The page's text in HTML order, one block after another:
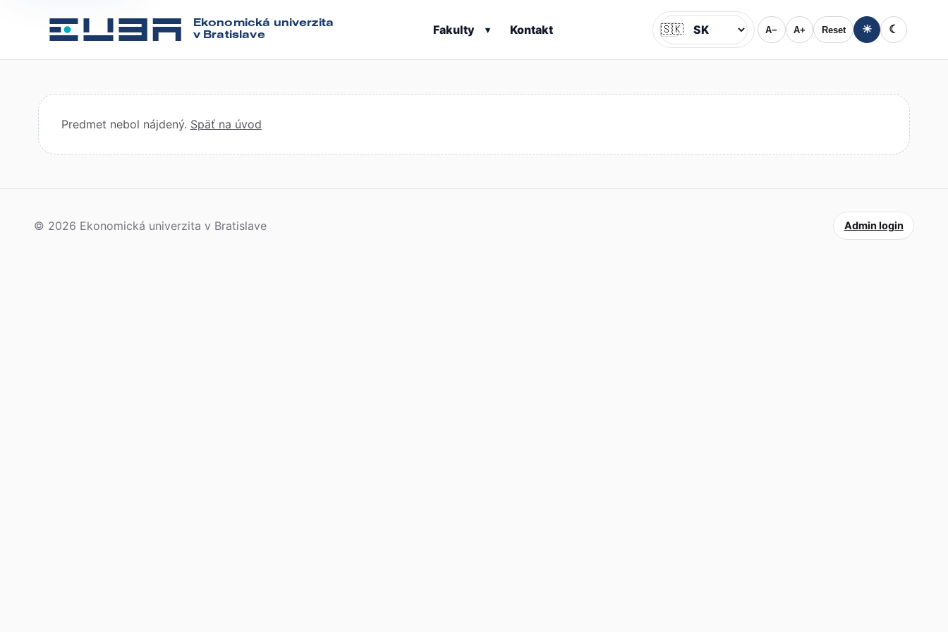
Ekonomická univerzita
v Bratislave
Fakulty ▾ Kontakt Jazyk
🇸🇰 A− A+ Reset ☀ ☾
Predmet nebol nájdený. Späť na úvod
© 2026 Ekonomická univerzita v Bratislave Admin login